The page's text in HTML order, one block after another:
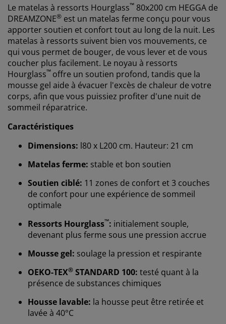
Le matelas à ressorts Hourglass™ 80x200 cm HEGGA de
DREAMZONE® est un matelas ferme conçu pour vous
apporter soutien et confort tout au long de la nuit. Les
matelas à ressorts suivent bien vos mouvements, ce
qui vous permet de bouger, de vous lever et de vous
coucher plus facilement. Le noyau à ressorts
Hourglass™ offre un soutien profond, tandis que la
mousse gel aide à évacuer l'excès de chaleur de votre
corps, afin que vous puissiez profiter d'une nuit de
sommeil réparatrice.
Caractéristiques
Dimensions: l80 x L200 cm. Hauteur: 21 cm
Matelas ferme: stable et bon soutien
Soutien ciblé: 11 zones de confort et 3 couches
de confort pour une expérience de sommeil
optimale
Ressorts Hourglass™: initialement souple,
devenant plus ferme sous une pression accrue
Mousse gel: soulage la pression et respirante
OEKO-TEX® STANDARD 100: testé quant à la
présence de substances chimiques
Housse lavable: la housse peut être retirée et
lavée à 40°C
Nous personnalisons votre expérience